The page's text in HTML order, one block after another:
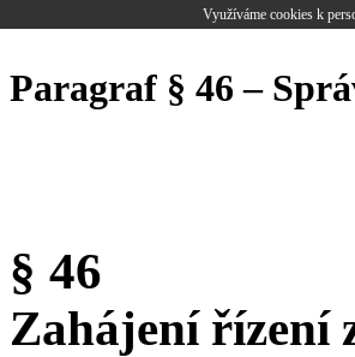
Využíváme cookies k
Paragraf § 46 –
§ 46
Zahájení řízení